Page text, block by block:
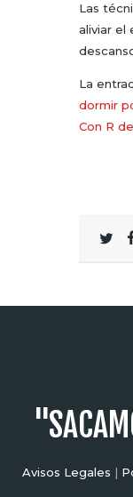
Las
aliviar el
La
dormir
Con R
Avisos Legales |